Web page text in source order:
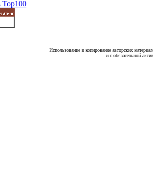
Использование и копирование авторских
и с обязательной